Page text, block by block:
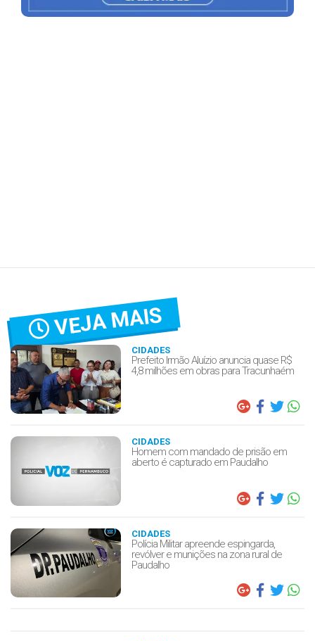
VEJA MAIS
CIDADES
Prefeito Irmão Aluízio anuncia quase R$
4,8 milhões em obras para Tracunhaém
CIDADES
Homem com mandado de prisão em
aberto é capturado em Paudalho
CIDADES
Polícia Militar apreende espingarda,
revólver e munições na zona rural de
Paudalho